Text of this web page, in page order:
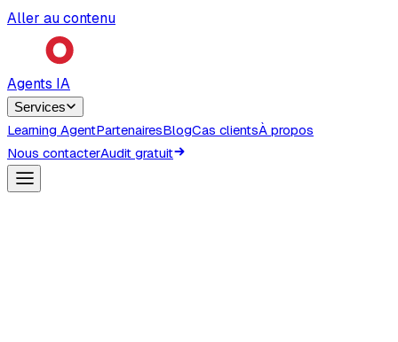
Aller au contenu
Agents IA
Services
Learning AgentPartenairesBlogCas clientsÀ propos
Nous contacterAudit gratuit